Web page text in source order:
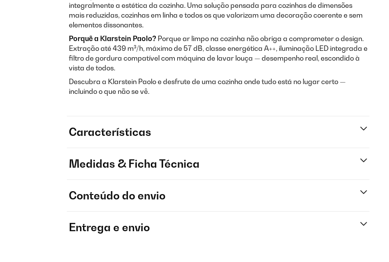
integralmente a estética da cozinha. Uma solução pensada para cozinhas de dimensões
mais reduzidas, cozinhas em linha e todos os que valorizam uma decoração coerente e sem
elementos dissonantes.
Porquê a Klarstein Paolo? Porque ar limpo na cozinha não obriga a comprometer o design.
Extração até 439 m³/h, máximo de 57 dB, classe energética A++, iluminação LED integrada e
filtro de gordura compatível com máquina de lavar louça — desempenho real, escondido à
vista de todos.
Descubra a Klarstein Paolo e desfrute de uma cozinha onde tudo está no lugar certo —
incluindo o que não se vê.
Características
Medidas & Ficha Técnica
Conteúdo do envio
Entrega e envio